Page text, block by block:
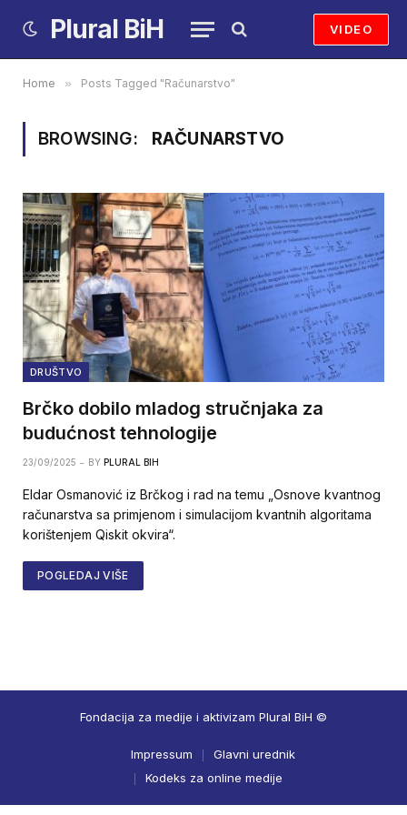
Plural BiH VIDEO
Home » Posts Tagged "Računarstvo"
BROWSING: RAČUNARSTVO
DRUŠTVO
Brčko dobilo mladog stručnjaka za
budućnost tehnologije
23/09/2025 BY PLURAL BIH
Eldar Osmanović iz Brčkog i rad na temu „Osnove kvantnog
računarstva sa primjenom i simulacijom kvantnih algoritama
korištenjem Qiskit okvira“.
POGLEDAJ VIŠE
Fondacija za medije i aktivizam Plural BiH ©
Impressum
Glavni urednik
Kodeks za online medije